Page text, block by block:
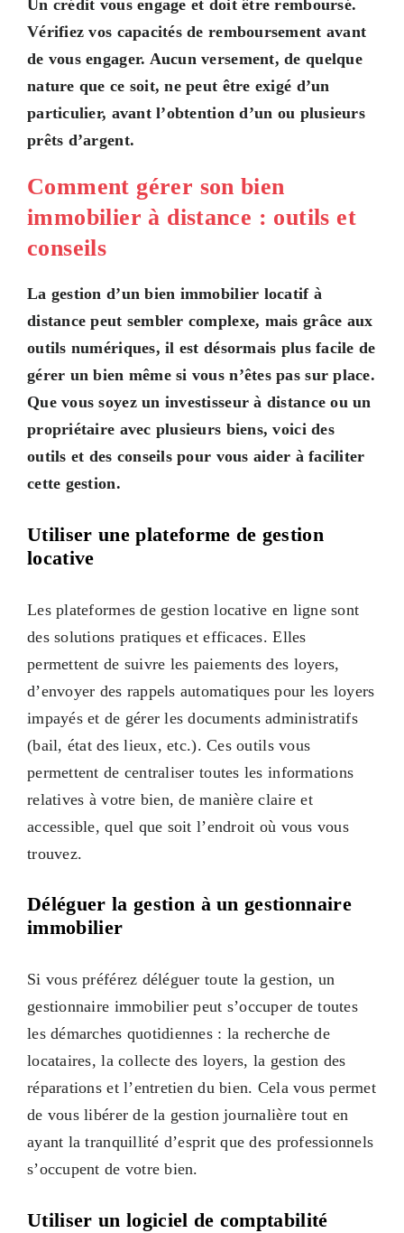
Un crédit vous engage et doit être remboursé.
Vérifiez vos capacités de remboursement avant
de vous engager. Aucun versement, de quelque
nature que ce soit, ne peut être exigé d’un
particulier, avant l’obtention d’un ou plusieurs
prêts d’argent.
Comment gérer son bien
immobilier à distance : outils et
conseils
La gestion d’un bien immobilier locatif à
distance peut sembler complexe, mais grâce aux
outils numériques, il est désormais plus facile de
gérer un bien même si vous n’êtes pas sur place.
Que vous soyez un investisseur à distance ou un
propriétaire avec plusieurs biens, voici des
outils et des conseils pour vous aider à faciliter
cette gestion.
Utiliser une plateforme de gestion
locative
Les plateformes de gestion locative en ligne sont
des solutions pratiques et efficaces. Elles
permettent de suivre les paiements des loyers,
d’envoyer des rappels automatiques pour les loyers
impayés et de gérer les documents administratifs
(bail, état des lieux, etc.). Ces outils vous
permettent de centraliser toutes les informations
relatives à votre bien, de manière claire et
accessible, quel que soit l’endroit où vous vous
trouvez.
Déléguer la gestion à un gestionnaire
immobilier
Si vous préférez déléguer toute la gestion, un
gestionnaire immobilier peut s’occuper de toutes
les démarches quotidiennes : la recherche de
locataires, la collecte des loyers, la gestion des
réparations et l’entretien du bien. Cela vous permet
de vous libérer de la gestion journalière tout en
ayant la tranquillité d’esprit que des professionnels
s’occupent de votre bien.
Utiliser un logiciel de comptabilité